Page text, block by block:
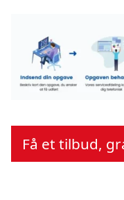
Få et tilbud,